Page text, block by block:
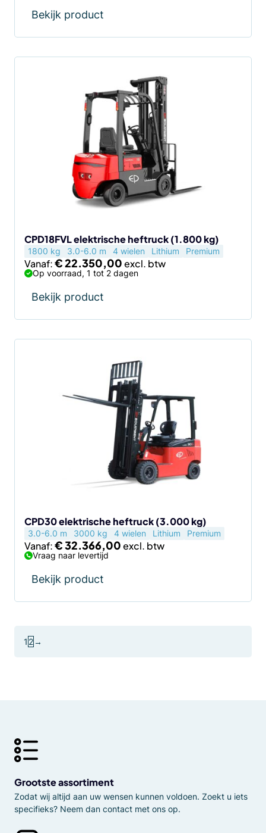
Bekijk product
CPD18FVL elektrische heftruck (1.800 kg)
1800 kg 3.0-6.0 m 4 wielen Lithium Premium
Vanaf:€22.350,00
Op voorraad, 1 tot 2 dagen
Bekijk product
de
productpagina
CPD30 elektrische heftruck (3.000 kg)
3.0-6.0 m 3000 kg 4 wielen Lithium Premium
Vanaf:€32.366,00
Vraag naar levertijd
Bekijk product
de
productpagina
1 2→
Grootste assortiment
Zodat wij altijd aan uw wensen kunnen voldoen. Zoekt u iets
specifieks? Neem dan contact met ons op.